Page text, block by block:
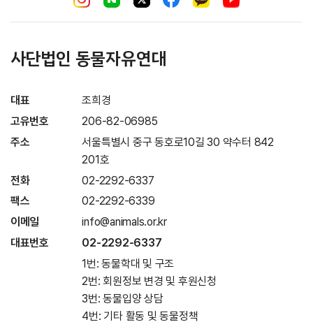
사단법인 동물자유연대
대표
조희경
고유번호
206-82-06985
주소
서울특별시 중구 동호로10길 30 약수터 842
201호
전화
02-2292-6337
팩스
02-2292-6339
이메일
info@animals.or.kr
대표번호
02-2292-6337
1번: 동물학대 및 구조
2번: 회원정보 변경 및 후원신청
3번: 동물입양 상담
4번: 기타 활동 및 동물정책